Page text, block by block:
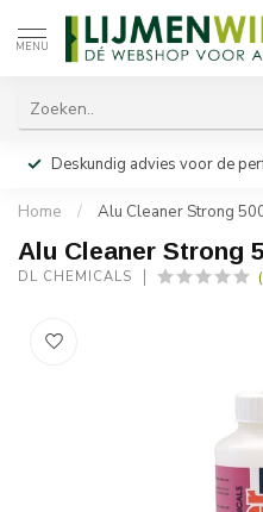
MENU
Deskundig advies voor de
Home / Alu Cleaner Strong
Alu Cleaner Strong
DL CHEMICALS